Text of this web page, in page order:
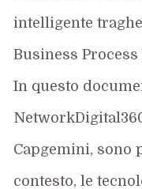
intelligente
Business Process
In questo
Capgemini, sono
contesto, le